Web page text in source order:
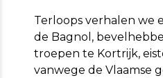
Terloops verhalen we
de Bagnol,
troepen te Kortrijk,
vanwege de Vlaamse